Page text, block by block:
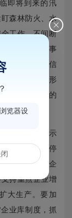
即将到来的汛
森林防火、水
工作，不间断
遏制重特大事
舆情和重要信
，科学研判形
免群体事件的
部署，他表示
保下季度减停
抓好高成长企
持重点企业增
大生产。要加
业库制度，抓
览器设